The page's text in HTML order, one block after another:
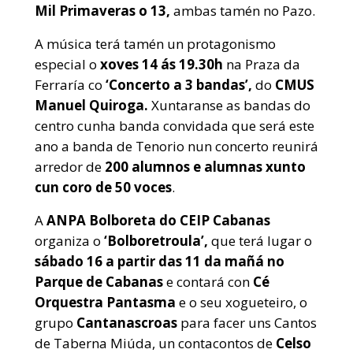
Mil Primaveras o 13, ambas tamén no Pazo.
A música terá tamén un protagonismo
especial o xoves 14 ás 19.30h na Praza da
Ferraría co ‘Concerto a 3 bandas’, do CMUS
Manuel Quiroga. Xuntaranse as bandas do
centro cunha banda convidada que será este
ano a banda de Tenorio nun concerto reunirá
arredor de 200 alumnos e alumnas xunto
cun coro de 50 voces.
AANPA Bolboreta do CEIP Cabanas
organiza o ‘Bolboretroula’, que terá lugar o
sábado 16 a partir das 11 da mañá no
Parque de Cabanase contará con Cé
Orquestra Pantasma e o seu xogueteiro, o
grupo Cantanascroas para facer uns Cantos
de Taberna Miúda, un contacontos de Celso